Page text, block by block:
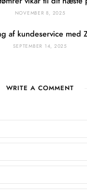
NOVEMBER 8, 2025
af kundeservice med
SEPTEMBER 14, 2025
WRITE A COMMENT